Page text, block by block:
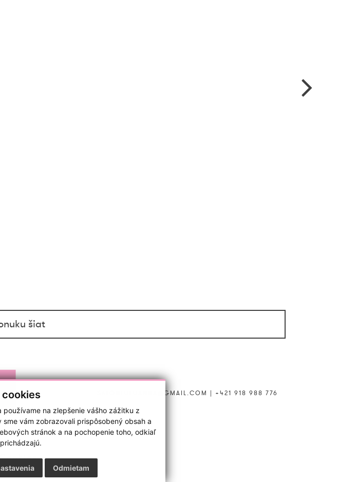
na zlepšenie vášho zážitku z
vám zobrazovali prispôsobený obsah a
stránok a na pochopenie toho, odkiaľ
Odmietam
šiat
SALONLULUANNA@GMAIL.COM | +421 918 988 776
Cookies
webex.sk